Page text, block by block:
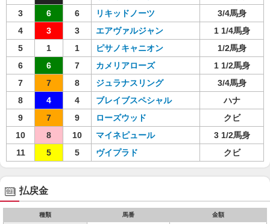
3
6 6 リキッドノーツ
3/4馬身
4
3 3 エアヴァルジャン
1 1/4馬身
5
1 1 ピサノキャニオン
1/2馬身
6
6 7 カメリアローズ
1 1/2馬身
7
7 8 ジュラナスリング
3/4馬身
8
4 4 ブレイブスペシャル
ハナ
9
7 9 ローズウッド
クビ
10
8 10 マイネピュール
3 1/2馬身
11
5 5 ヴイプラド クビ
払戻金
種類 馬番 金額